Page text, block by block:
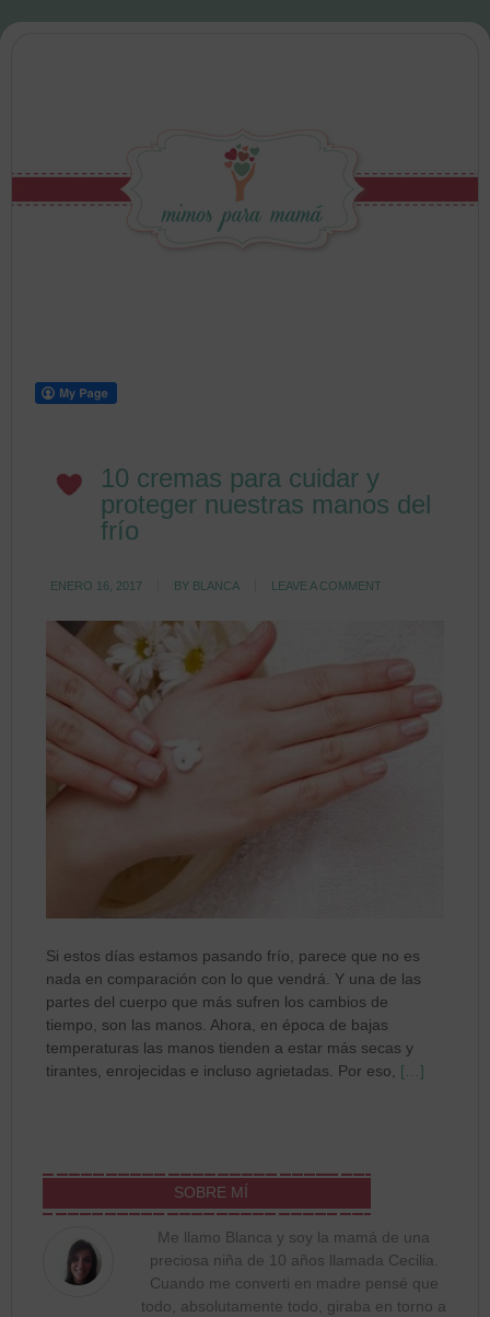
10 cremas para cuidar y
proteger nuestras manos del
frío
ENERO 16, 2017 BY BLANCA LEAVE A COMMENT
Si estos días estamos pasando frío, parece que no es
nada en comparación con lo que vendrá. Y una de las
partes del cuerpo que más sufren los cambios de
tiempo, son las manos. Ahora, en época de bajas
temperaturas las manos tienden a estar más secas y
tirantes, enrojecidas e incluso agrietadas. Por eso, […]
SOBRE MÍ
Me llamo Blanca y soy la mamá de una
preciosa niña de 10 años llamada Cecilia.
Cuando me converti en madre pensé que
todo, absolutamente todo, giraba en torno a